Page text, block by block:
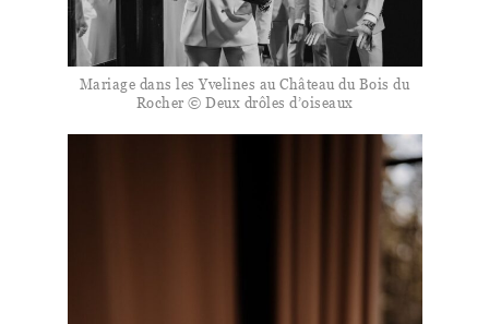
Mariage dans les Yvelines au Château du Bois du
Rocher © Deux drôles d’oiseaux